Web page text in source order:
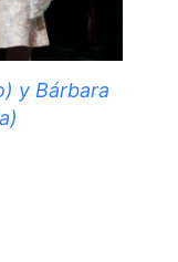
y Bárbara